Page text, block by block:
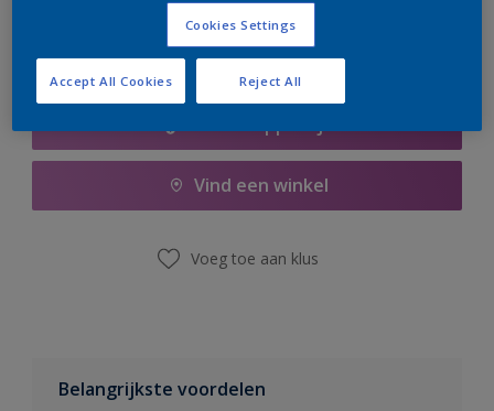
Vind een winkel
Voeg toe aan klus
Belangrijkste voordelen
Cookies Settings
Reject All
Accept All Cookies